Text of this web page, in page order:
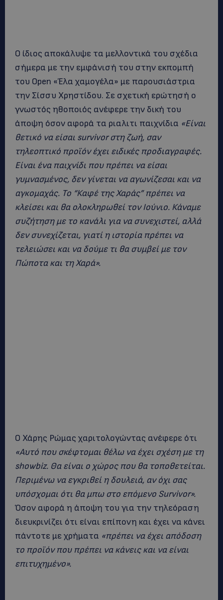
Ο ίδιος αποκάλυψε τα μελλοντικά του σχέδια
σήμερα με την εμφάνισή του στην εκπομπή
του Open «Έλα χαμογέλα» με παρουσιάστρια
την Σίσσυ Χρηστίδου. Σε σχετική ερώτησή ο
γνωστός ηθοποιός ανέφερε την δική του
άποψη όσον αφορά τα ριαλιτι παιχνίδια «Είναι
θετικό να είσαι survivorστη ζωή, σαν
τηλεοπτικό προϊόν έχει ειδικές προδιαγραφές.
Είναι ένα παιχνίδι που πρέπει να είσαι
γυμνασμένος, δεν γίνεται να αγωνίζεσαι και να
αγκομαχάς. Το “Καφέ της Χαράς” πρέπει να
κλείσει και θα ολοκληρωθεί τον Ιούνιο. Κάναμε
συζήτηση με το κανάλι για να συνεχιστεί, αλλά
δεν συνεχίζεται, γιατί η ιστορία πρέπει να
τελειώσει και να δούμε τι θα συμβεί με τον
Πώποτα και τη Χαρά».
Ο Χάρης Ρώμας χαριτολογώντας ανέφερε ότι
«Αυτό που σκέφτομαι θέλω να έχει σχέση με τη
showbiz. Θα είναι ο χώρος που θα τοποθετείται.
Περιμένω να εγκριθεί η δουλειά, αν όχι σας
υπόσχομαι ότι θα μπω στο επόμενο Survivor».
Όσον αφορά η άποψη του για την τηλεόραση
διευκρινίζει ότι είναι επίπονη και έχει να κάνει
πάντοτε με χρήματα «πρέπει να έχει απόδοση
το προϊόν που πρέπει να κάνεις και να είναι
επιτυχημένο».